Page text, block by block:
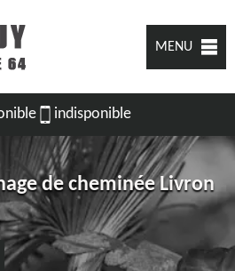
MENU
indisponible
de cheminée Livron